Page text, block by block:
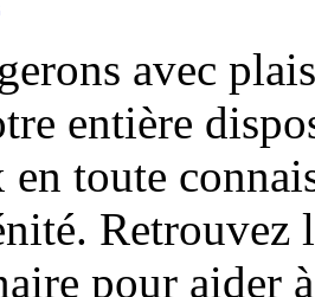
avec
entière
toute
Retrouvez
pour aider